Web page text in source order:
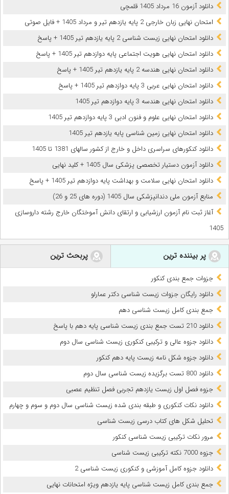
دانلود آزمون 16 مرداد 1405 قلمچی
امتحان نهایی زبان خارجی 2 پایه یازدهم تیر و مرداد 1405 + فایل صوتی
دانلود امتحان نهایی زیست شناسی 2 پایه یازدهم تیر 1405 + پاسخ
دانلود امتحان نهایی هویت اجتماعی پایه دوازدهم تیر 1405 + پاسخ
دانلود امتحان نهایی هندسه 2 پایه یازدهم تیر 1405 + پاسخ
دانلود امتحان نهایی عربی 3 پایه دوازدهم تیر 1405 + پاسخ
دانلود امتحان نهایی هندسه 3 پایه دوازدهم تیر 1405
دانلود امتحان نهایی علوم و فنون ادبی 3 پایه دوازدهم تیر 1405
دانلود امتحان نهایی زمین شناسی پایه یازدهم تیر 1405
دانلود کنکورهای سراسری داخل و خارج از کشور سالهای 1381 تا 1405
دانلود آزمون دستیار تخصصی پزشکی سال 1405 + کلید نهایی
دانلود امتحان نهایی سلامت و بهداشت پایه دوازدهم تیر 1405 + پاسخ
ﻣﻨﺎﺑﻊ آزﻣﻮن ﻣﻠﯽ دندانپزشکی سال 1405 (دوره های 25 و 26)
آغاز ثبت نام آزمون‌ ارزشیابی و ارتقای دانش آموختگان خارج رشته داروسازی
1405
پر بیننده ترین پربحث ترین
جزوات جمع بندی کنکور
دانلود رایگان جزوات زیست شناسی دکتر عمارلو
جمع بندی کامل زیست شناسی دهم
دانلود 210 تست جمع بندی زیست شناسی پایه دهم با پاسخ
دانلود جزوه عالی و ترکیبی کنکوری زیست شناسی سال دوم
دانلود جزوه شکل نامه زیست پایه دهم کنکور
دانلود 800 تست برگزیده زیست شناسی سال دوم
جزوه فصل اول زیست یازدهم تجربی‎ فصل تنظیم عصبی
دانلود نکات کنکوری و طبقه بندی شده زیست شناسی سال دوم و سوم و چهارم
تحلیل شکل های کتاب درسی زیست شناسی
مرور نکات ترکیبی زیست شناسی کنکور
جزوه 7000 نکته ترکیبی زیست شناسی
دانلود جزوه کامل آموزشی و کنکوری زیست شناسی 2
جمع بندی کامل زیست شناسی پایه یازدهم ویژه امتحانات نهایی